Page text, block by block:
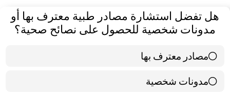
هل تفضل استشارة مصادر طبية معترف بها أو
مدونات شخصية للحصول على نصائح صحية؟
مصادر معترف بها
39 ( 65 % )
مدونات شخصية
21 ( 35 % )